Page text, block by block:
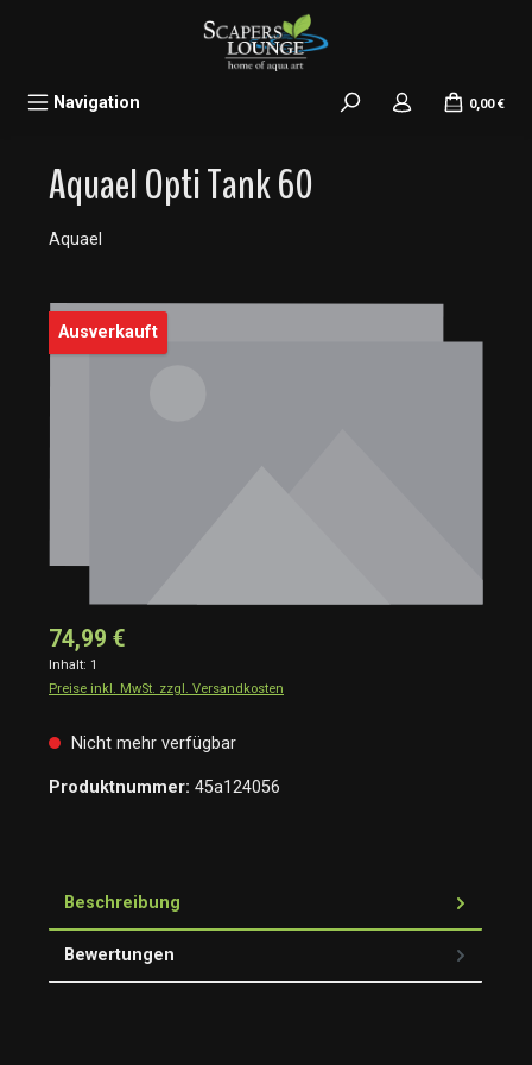
Navigation 0,00 €
Aquael Opti Tank 60
Aquael
Bildergalerie überspringen
Ausverkauft
74,99 €
Inhalt: 1
Preise inkl. MwSt. zzgl. Versandkosten
Nicht mehr verfügbar
Produktnummer: 45a124056
Beschreibung
Bewertungen